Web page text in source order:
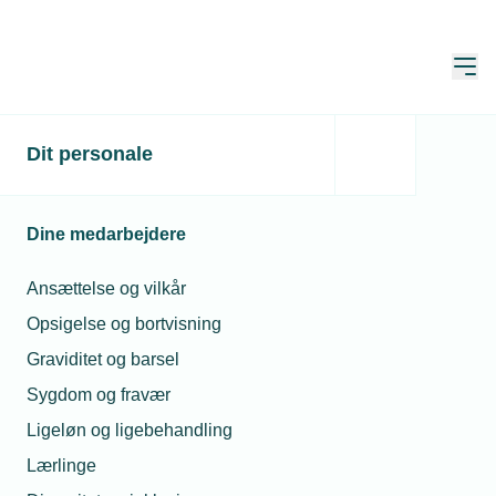
Dit personale
Dine medarbejdere
Ansættelse og vilkår
Opsigelse og bortvisning
Graviditet og barsel
Sygdom og fravær
Ligeløn og ligebehandling
Lærlinge
Bliv medlem af TEKNIQ
SIKRING
Opdateret: 19. maj 2026
TEKNIQ SIKRING har en specialiseret
medlemsprofil, rettet mod
virksomheder, der installerer og
servicerer sikringstekniske anlæg.
Leverandører og producenter kan